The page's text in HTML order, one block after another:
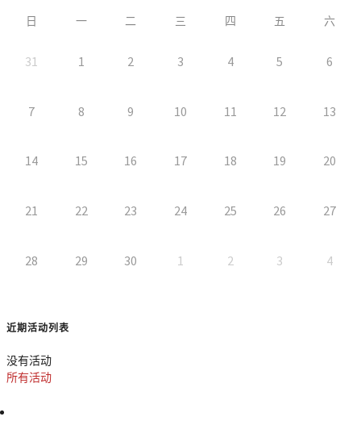
日 一 二 三 四 五 六
31 1 2 3 4 5 6
7 8 9 10 11 12 13
14 15 16 17 18 19 20
21 22 23 24 25 26 27
28 29 30 1 2 3 4
近期活动列表
没有活动
所有活动